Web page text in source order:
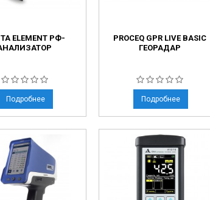
ELEMENT РФ-
Подробнее
PROCEQ GPR LIVE BASIC
ГЕОРАДАР
Подробнее